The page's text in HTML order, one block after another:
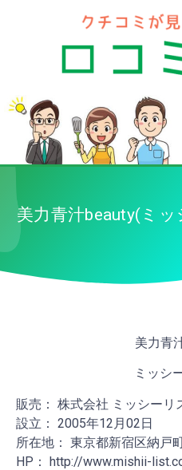
美力青汁beauty(ミ
美力青
ミッシ
販売： 株式会社 ミッシーリ
設立： 2005年12月02日
所在地： 東京都新宿区納戸
HP： http://www.mishii-